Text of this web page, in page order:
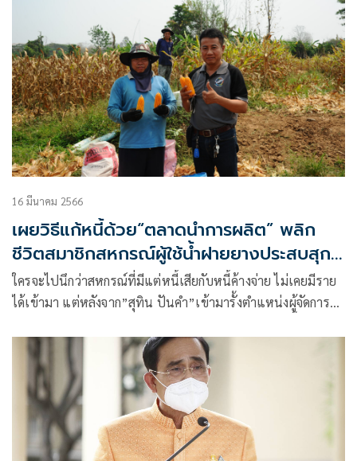
16 มีนาคม 2566
เผยวิธีแก้หนี้ด้วย“ตลาดนำการผลิต” พลิก
ชีวิตสมาชิกสหกรณ์ผู้ใช้น้ำฝายยางประสบสุก
จำกัด จังหวัดลำปาง
ใครจะไปนึกว่าสหกรณ์ที่มีแต่หนี้เสียกับหนี้ค้างจ่าย ไม่เคยมีราย
ได้เข้ามา แต่หลังจาก”สุทิน ปันคำ”เข้ามารั้งตำแหน่งผู้จัดการ
สมาชิกก็ไม่มีหนี้ค้างจ่าย